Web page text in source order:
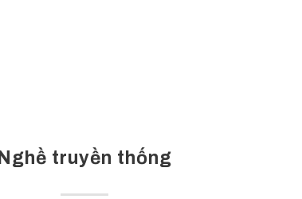
Nghề truyền thống